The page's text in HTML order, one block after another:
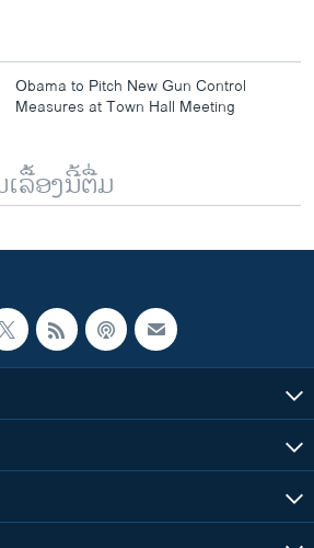
Obama to Pitch New Gun Control
Measures at Town Hall Meeting
ລື້ອງນີ້ຕື່ມ